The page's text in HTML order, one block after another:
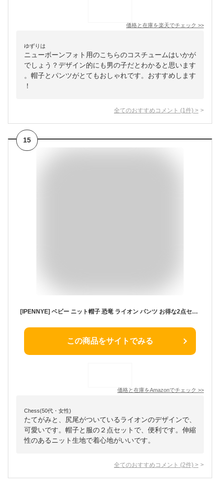
価格と在庫を楽天でチェック >>
ゆずりは
ニューボーンフォト用のこちらのコスチュームはいかが
でしょう？デザイン的にも男の子だとわかると思います
。帽子とパンツがとてもおしゃれです。おすすめします
！
全てのおすすめコメント (1 件) >
15
[IPENNYE] ベビー ニット帽子 恐竜 ライオン パンツ お得な2点セット 撮影 小道具 寝相アート 写真服 ニューボーンフォト 新生児 耳付き アニマル帽子 可愛い 寝相フォト撮影 新生児 出産祝い クリスマス プレゼント 赤ちゃん写真 コスチューム
この商品をサイトでみる
価格と在庫をAmazonでチェック >>
Chess(50代・女性)
たてがみと、尻尾がついているライオンのデザインで、
可愛いです。帽子と服の２点セットで、便利です。伸縮
性のあるニット生地で着心地がいいです。
全てのおすすめコメント (2件) >